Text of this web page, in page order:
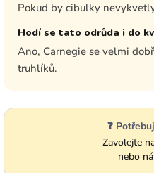
Pokud by cibulky
Hodí se tato odrůda i do
Ano, Carnegie se velmi
truhlíků.
❓
Zavolejte
nebo